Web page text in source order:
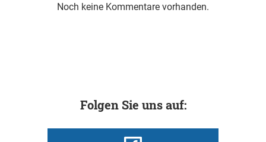
Noch keine Kommentare vorhanden.
Folgen Sie uns auf: